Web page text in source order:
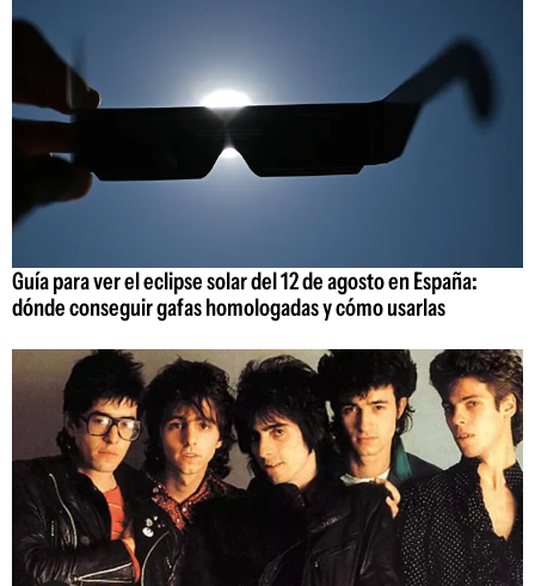
Guía para ver el eclipse solar del 12 de agosto en España:
dónde conseguir gafas homologadas y cómo usarlas